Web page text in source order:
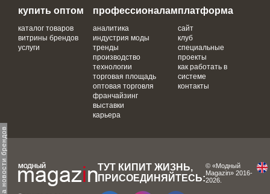
купить оптом
каталог товаров
витрины брендов
услуги
профессионалам
аналитика
индустрия моды
тренды
производство
технологии
торговая площадь
оптовая торговля
франчайзинг
выставки
карьера
платформа
сайт
клуб
специальные
проекты
как работать в
системе
контакты
ТУТ КИПИТ ЖИЗНЬ,
ПРИСОЕДИНЯЙТЕСЬ:
© «Модный
Magazin» 2016-
2026.